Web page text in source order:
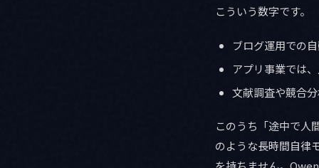
こういう数字です。
ブログ運用での
アプリ事業では
文献調査や競合
このうち「途中で人
のような長時間自律